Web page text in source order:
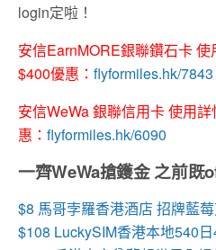
login定啦！
安信EarnMORE銀聯鑽石卡
$400優惠： flyformiles.hk/7843
安信WeWa 銀聯信用卡 使用
惠： flyformiles.hk/6090
一齊WeWa搶鑊金 之前既
$8 馬哥孛羅香港酒店 招牌藍
$108 LuckySIM香港本地540